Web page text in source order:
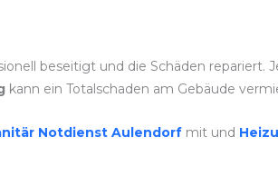
beseitigt und die Schäden repariert.
kann ein Totalschaden am Gebäude
Notdienst Aulendorf mit und